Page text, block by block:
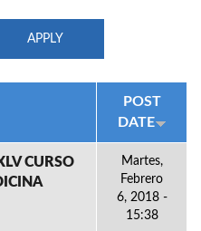
POST
DATE
CURSO
Martes,
Febrero
6, 2018 -
15:38